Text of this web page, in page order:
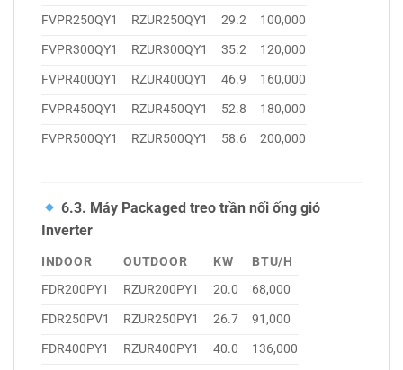
FVPR250QY1
RZUR250QY1 29.2
100,000
FVPR300QY1
RZUR300QY1 35.2
120,000
FVPR400QY1
RZUR400QY1 46.9
160,000
FVPR450QY1
RZUR450QY1 52.8
180,000
FVPR500QY1
RZUR500QY1 58.6 200,000
6.3. Máy Packaged treo trần nối ống gió
Inverter
INDOOR OUTDOOR KW
BTU/H
FDR200PY1
RZUR200PY1 20.0
68,000
FDR250PV1
RZUR250PY1 26.7
91,000
FDR400PY1
RZUR400PY1 40.0
136,000